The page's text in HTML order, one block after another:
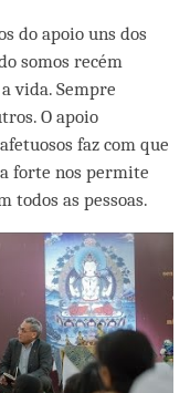
do apoio uns dos
somos recém
vida. Sempre
O apoio
faz com que
forte nos permite
todos as pessoas.